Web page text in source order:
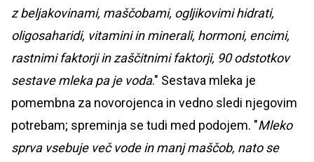
z beljakovinami, maščobami, ogljikovimi hidrati,
oligosaharidi, vitamini in minerali, hormoni, encimi,
rastnimi faktorji in zaščitnimi faktorji, 90 odstotkov
sestave mleka pa je voda." Sestava mleka je
pomembna za novorojenca in vedno sledi njegovim
potrebam; spreminja se tudi med podojem. "Mleko
sprva vsebuje več vode in manj maščob, nato se